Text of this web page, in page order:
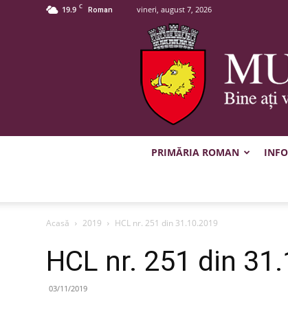
19.9 C Roman vineri, august 7, 2026
PRIMĂRIA ROMAN
Acasă 2019 HCL nr. 251 din 31.10.2019
HCL nr. 251 din
03/11/2019